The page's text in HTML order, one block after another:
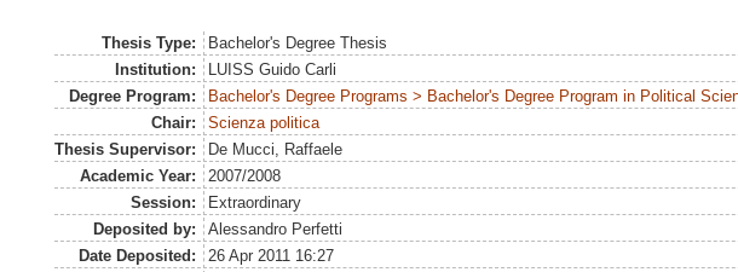
Thesis Type:
Bachelor's Degree Thesis
Institution:
LUISS Guido Carli
Degree Program:
Bachelor's Degree Programs > Bachelor's Degree Program in Political
Chair:
Scienza politica
Thesis Supervisor:
De Mucci, Raffaele
Academic Year:
2007/2008
Session:
Extraordinary
Deposited by:
Alessandro Perfetti
Date Deposited:
26 Apr 2011 16:27